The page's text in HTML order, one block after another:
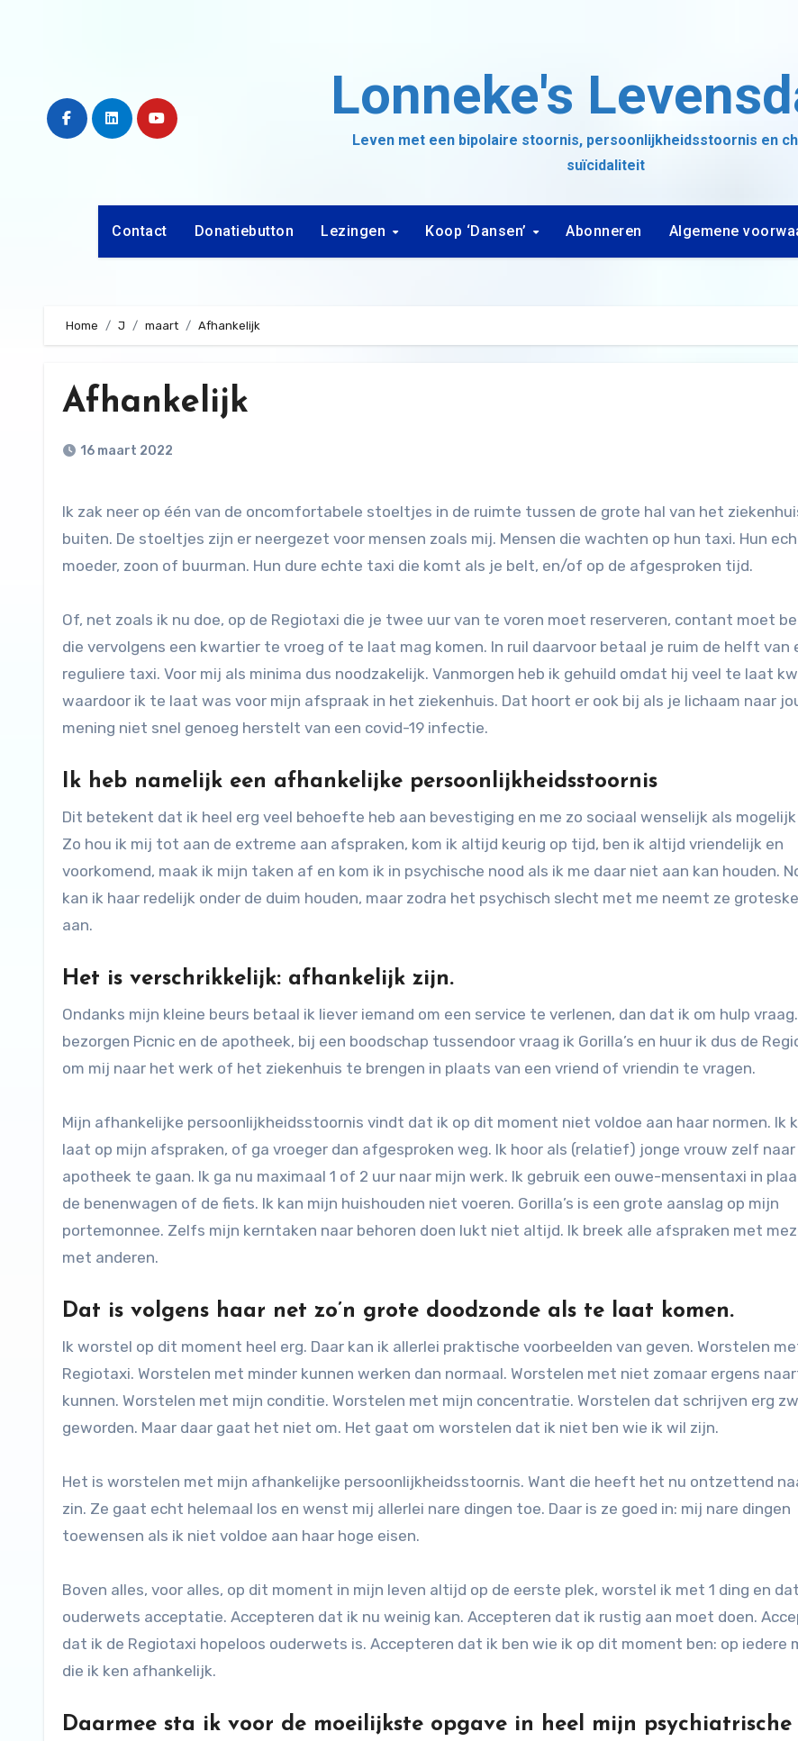
Lonneke's
Leven met een bipolaire stoornis, persoonlijkheidsstoornis en
suïcidaliteit
Contact Donatiebutton Lezingen Koop ‘Dansen’ Abonneren Algemene
Home J maart Afhankelijk
Afhankelijk
16 maart 2022
Ik zak neer op één van de oncomfortabele stoeltjes in de ruimte tussen de grote hal van het ziekenhuis en
buiten. De stoeltjes zijn er neergezet voor mensen zoals mij. Mensen die wachten op hun taxi. Hun
moeder, zoon of buurman. Hun dure echte taxi die komt als je belt, en/of op de afgesproken tijd.
Of, net zoals ik nu doe, op de Regiotaxi die je twee uur van te voren moet reserveren, contant moet
die vervolgens een kwartier te vroeg of te laat mag komen. In ruil daarvoor betaal je ruim de helft van
reguliere taxi. Voor mij als minima dus noodzakelijk. Vanmorgen heb ik gehuild omdat hij veel te laat
waardoor ik te laat was voor mijn afspraak in het ziekenhuis. Dat hoort er ook bij als je lichaam naar
mening niet snel genoeg herstelt van een covid-19 infectie.
Ik heb namelijk een afhankelijke persoonlijkheidsstoornis
Dit betekent dat ik heel erg veel behoefte heb aan bevestiging en me zo sociaal wenselijk als
Zo hou ik mij tot aan de extreme aan afspraken, kom ik altijd keurig op tijd, ben ik altijd vriendelijk en
voorkomend, maak ik mijn taken af en kom ik in psychische nood als ik me daar niet aan kan houden.
kan ik haar redelijk onder de duim houden, maar zodra het psychisch slecht met me neemt ze
aan.
Het is verschrikkelijk: afhankelijk zijn.
Ondanks mijn kleine beurs betaal ik liever iemand om een service te verlenen, dan dat ik om hulp
bezorgen Picnic en de apotheek, bij een boodschap tussendoor vraag ik Gorilla’s en huur ik dus de
om mij naar het werk of het ziekenhuis te brengen in plaats van een vriend of vriendin te vragen.
Mijn afhankelijke persoonlijkheidsstoornis vindt dat ik op dit moment niet voldoe aan haar normen. Ik
laat op mijn afspraken, of ga vroeger dan afgesproken weg. Ik hoor als (relatief) jonge vrouw zelf naar
apotheek te gaan. Ik ga nu maximaal 1 of 2 uur naar mijn werk. Ik gebruik een ouwe-mensentaxi in
de benenwagen of de fiets. Ik kan mijn huishouden niet voeren. Gorilla’s is een grote aanslag op mijn
portemonnee. Zelfs mijn kerntaken naar behoren doen lukt niet altijd. Ik breek alle afspraken met
met anderen.
Dat is volgens haar net zo’n grote doodzonde als te laat komen.
Ik worstel op dit moment heel erg. Daar kan ik allerlei praktische voorbeelden van geven. Worstelen
Regiotaxi. Worstelen met minder kunnen werken dan normaal. Worstelen met niet zomaar ergens
kunnen. Worstelen met mijn conditie. Worstelen met mijn concentratie. Worstelen dat schrijven erg
geworden. Maar daar gaat het niet om. Het gaat om worstelen dat ik niet ben wie ik wil zijn.
Het is worstelen met mijn afhankelijke persoonlijkheidsstoornis. Want die heeft het nu ontzettend
zin. Ze gaat echt helemaal los en wenst mij allerlei nare dingen toe. Daar is ze goed in: mij nare dingen
toewensen als ik niet voldoe aan haar hoge eisen.
Boven alles, voor alles, op dit moment in mijn leven altijd op de eerste plek, worstel ik met 1 ding en
ouderwets acceptatie. Accepteren dat ik nu weinig kan. Accepteren dat ik rustig aan moet doen.
dat ik de Regiotaxi hopeloos ouderwets is. Accepteren dat ik ben wie ik op dit moment ben: op iedere
die ik ken afhankelijk.
Daarmee sta ik voor de moeilijkste opgave in heel mijn psychiatrische